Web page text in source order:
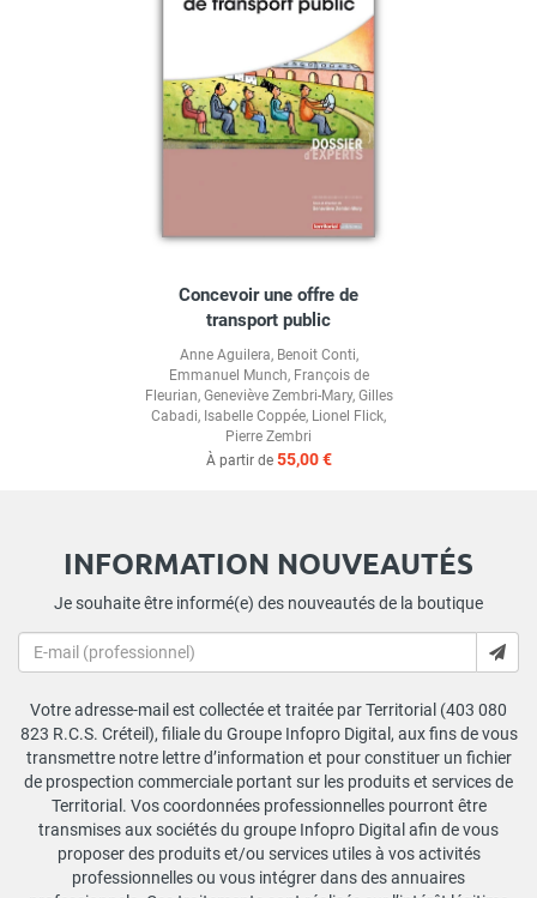
Concevoir une offre de
transport public
Anne Aguilera, Benoit Conti,
Emmanuel Munch, François de
Fleurian, Geneviève Zembri-Mary, Gilles
Cabadi, Isabelle Coppée, Lionel Flick,
Pierre Zembri
À partir de 55,00 €
INFORMATION NOUVEAUTÉS
Je souhaite être informé(e) des nouveautés de la boutique
Votre adresse-mail est collectée et traitée par Territorial (403 080
823 R.C.S. Créteil), filiale du Groupe Infopro Digital, aux fins de vous
transmettre notre lettre d’information et pour constituer un fichier
de prospection commerciale portant sur les produits et services de
Territorial. Vos coordonnées professionnelles pourront être
transmises aux sociétés du groupe Infopro Digital afin de vous
proposer des produits et/ou services utiles à vos activités
professionnelles ou vous intégrer dans des annuaires